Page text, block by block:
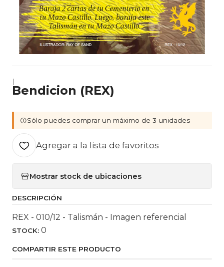
|
Bendicion (REX)
Sólo puedes comprar un máximo de 3 unidades
Agregar a la lista de favoritos
Mostrar stock de ubicaciones
DESCRIPCIÓN
REX - 010/12 - Talismán - Imagen referencial
STOCK: 0
COMPARTIR ESTE PRODUCTO